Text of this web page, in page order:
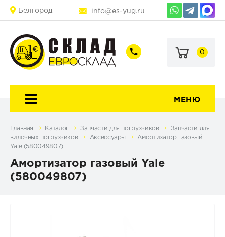
Белгород info@es-yug.ru
+7
60-
+7
69-
0
МЕНЮ
Главная Каталог Запчасти для погрузчиков
Запчасти для
вилочных погрузчиков
Аксессуары
Амортизатор газовый
Yale (580049807)
Амортизатор газовый Yale
(580049807)